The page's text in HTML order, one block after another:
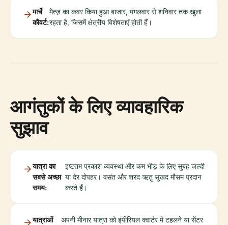
मार्चे
कौवर्ट:
मेत्ज़ का कवर किया हुआ बाजार, मंगलवार से शनिवार तक खुला
रहता है, जिसमें क्षेत्रीय विशेषताएँ होती हैं।
आगंतुकों के लिए व्यावहारिक
सुझाव
यात्रा का
सबसे अच्छा
समय:
इष्टतम प्रकाश व्यवस्था और कम भीड़ के लिए सुबह जल्दी
या देर दोपहर। वसंत और शरद ऋतु सुखद मौसम प्रदान
करते हैं।
यात्राओं
अपनी मीनार यात्रा को इंपीरियल क्वार्टर में टहलने या सेंटर